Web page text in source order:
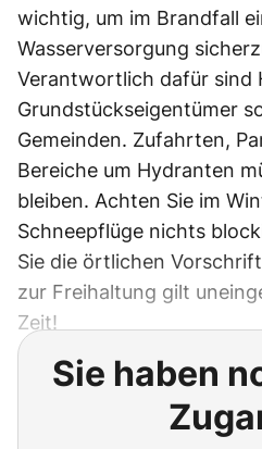
wichtig, um im Brandfall
Wasserversorgung
Verantwortlich dafür sind
Grundstückseigentümer
Gemeinden. Zufahrten,
Bereiche um Hydranten
bleiben. Achten Sie im
Schneepflüge nichts
Sie die örtlichen
zur Freihaltung gilt
Zeit!
Sie haben